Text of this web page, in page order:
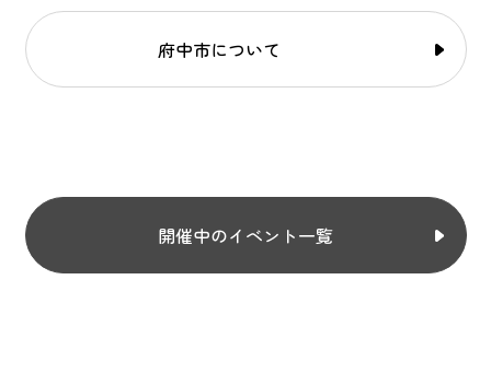
府中市について
開催中のイベント一覧